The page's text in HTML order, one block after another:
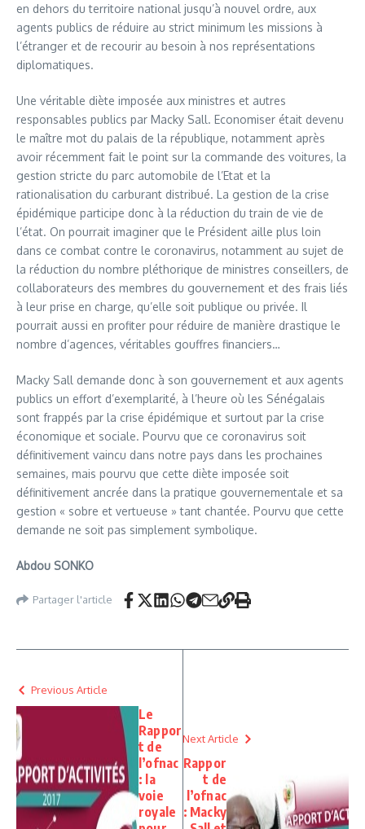
en dehors du territoire national jusqu’à nouvel ordre, aux
agents publics de réduire au strict minimum les missions à
l’étranger et de recourir au besoin à nos représentations
diplomatiques.
Une véritable diète imposée aux ministres et autres
responsables publics par Macky Sall. Economiser était devenu
le maître mot du palais de la république, notamment après
avoir récemment fait le point sur la commande des voitures, la
gestion stricte du parc automobile de l’Etat et la
rationalisation du carburant distribué. La gestion de la crise
épidémique participe donc à la réduction du train de vie de
l’état. On pourrait imaginer que le Président aille plus loin
dans ce combat contre le coronavirus, notamment au sujet de
la réduction du nombre pléthorique de ministres conseillers, de
collaborateurs des membres du gouvernement et des frais liés
à leur prise en charge, qu’elle soit publique ou privée. Il
pourrait aussi en profiter pour réduire de manière drastique le
nombre d’agences, véritables gouffres financiers…
Macky Sall demande donc à son gouvernement et aux agents
publics un effort d’exemplarité, à l’heure où les Sénégalais
sont frappés par la crise épidémique et surtout par la crise
économique et sociale. Pourvu que ce coronavirus soit
définitivement vaincu dans notre pays dans les prochaines
semaines, mais pourvu que cette diète imposée soit
définitivement ancrée dans la pratique gouvernementale et sa
gestion « sobre et vertueuse » tant chantée. Pourvu que cette
demande ne soit pas simplement symbolique.
Abdou SONKO
Partager l'article
Previous Article
Le
Rappor
t de
l’ofnac
: la
voie
royale
Next Article
Rappor
t de
l’ofnac
: Macky